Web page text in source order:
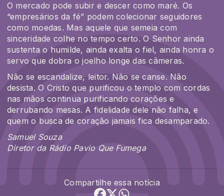
O mercado pode subir e descer como maré. Os
“empresários da fé” podem colecionar seguidores
como moedas. Mas aquele que semeia com
sinceridade colhe no tempo certo. O Senhor ainda
sustenta o humilde, ainda exalta o fiel, ainda honra o
servo que dobra o joelho longe das câmeras.
Não se escandalize, leitor. Não se canse. Não
desista. O Cristo que purificou o templo com cordas
nas mãos continua purificando corações e
derrubando mesas. A fidelidade dele não falha, e
quem o busca de coração jamais fica desamparado.
Samuel Souza
Diretor da Rádio Pavio Que Fumega
Compartilhe essa notícia